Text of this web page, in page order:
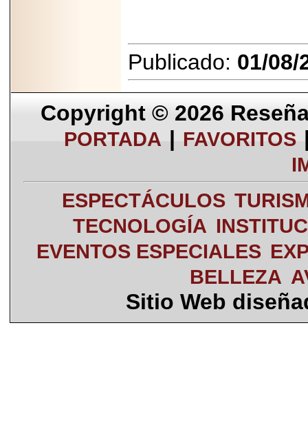
Publicado: 01/08/
Copyright © 2026
PORTADA | FAVORITOS
ESPECTÁCULOS
TECNOLOGÍA
EVENTOS ESPECIALES
BELLEZA
Sitio Web